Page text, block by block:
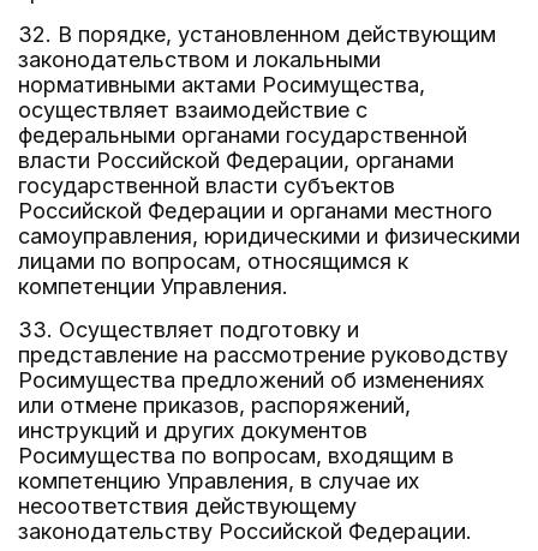
32. В порядке, установленном действующим
законодательством и локальными
нормативными актами Росимущества,
осуществляет взаимодействие с
федеральными органами государственной
власти Российской Федерации, органами
государственной власти субъектов
Российской Федерации и органами местного
самоуправления, юридическими и физическими
лицами по вопросам, относящимся к
компетенции Управления.
33. Осуществляет подготовку и
представление на рассмотрение руководству
Росимущества предложений об изменениях
или отмене приказов, распоряжений,
инструкций и других документов
Росимущества по вопросам, входящим в
компетенцию Управления, в случае их
несоответствия действующему
законодательству Российской Федерации.